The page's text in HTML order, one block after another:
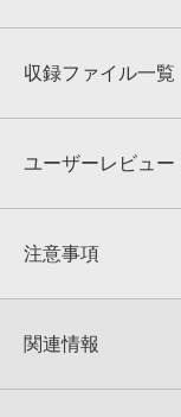
収録ファイル一覧
収録ファイル一覧
ユーザーレビュー
★★★★★
★5
★4
注意事項
KONTAKTフォーマ
でお使いいただけま
関連情報